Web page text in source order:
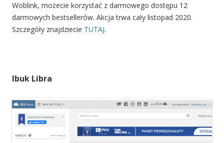
Woblink, możecie korzystać z darmowego dostępu 12
darmowych bestsellerów. Akcja trwa cały listopad 2020.
Szczegóły znajdziecie TUTAJ.
Ibuk Libra